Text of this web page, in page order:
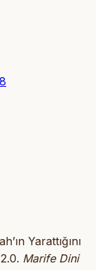
Yarattığını
Marife Dini